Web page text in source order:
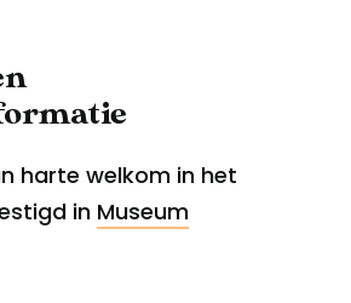
harte welkom in het
in Museum